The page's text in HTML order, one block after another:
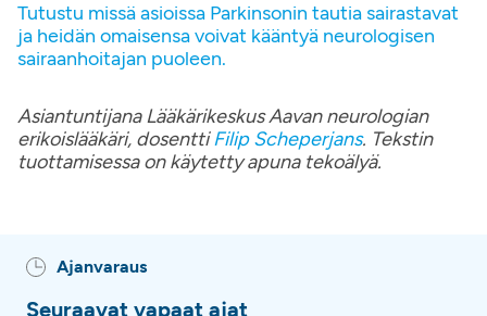
Tutustu missä asioissa Parkinsonin tautia sairastavat
ja heidän omaisensa voivat kääntyä neurologisen
sairaanhoitajan puoleen.
Asiantuntijana Lääkärikeskus Aavan neurologian
erikoislääkäri, dosenttiFilip Scheperjans. Tekstin
tuottamisessa on käytetty apuna tekoälyä.
Ajanvaraus
Seuraavat vapaat ajat